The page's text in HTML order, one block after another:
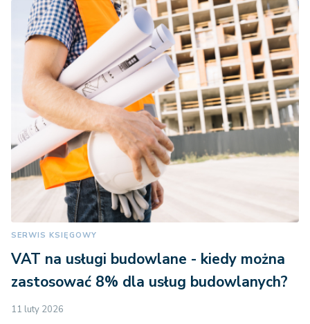
SERWIS KSIĘGOWY
VAT na usługi budowlane - kiedy można
zastosować 8% dla usług budowlanych?
11 luty 2026